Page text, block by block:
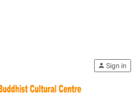
person Sign in